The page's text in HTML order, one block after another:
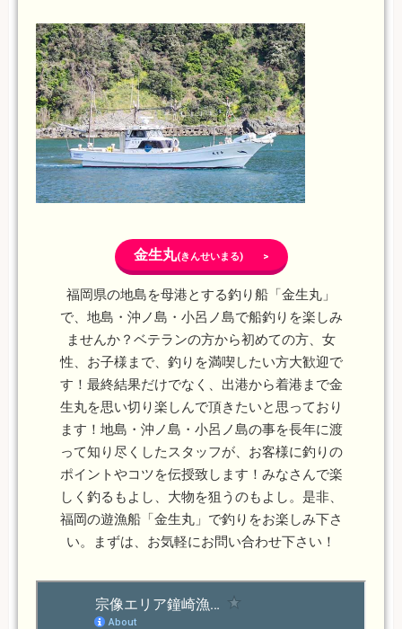
金生丸(きんせいまる) >
福岡県の地島を母港とする釣り船「金生丸」
で、地島・沖ノ島・小呂ノ島で船釣りを楽しみ
ませんか？ベテランの方から初めての方、女
性、お子様まで、釣りを満喫したい方大歓迎で
す！最終結果だけでなく、出港から着港まで金
生丸を思い切り楽しんで頂きたいと思っており
ます！地島・沖ノ島・小呂ノ島の事を長年に渡
って知り尽くしたスタッフが、お客様に釣りの
ポイントやコツを伝授致します！みなさんで楽
しく釣るもよし、大物を狙うのもよし。是非、
福岡の遊漁船「金生丸」で釣りをお楽しみ下さ
い。まずは、お気軽にお問い合わせ下さい！